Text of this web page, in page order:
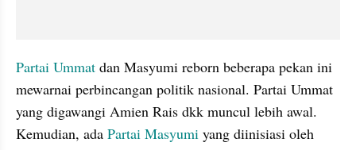
Partai Ummat dan Masyumi reborn beberapa pekan ini
mewarnai perbincangan politik nasional. Partai Ummat
yang digawangi Amien Rais dkk muncul lebih awal.
Kemudian, ada Partai Masyumi yang diinisiasi oleh